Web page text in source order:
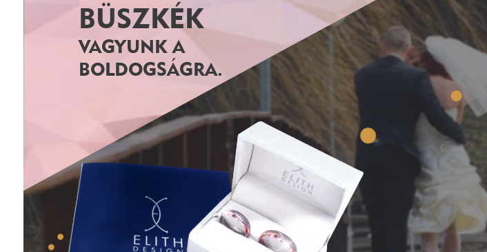
BÜSZKÉK
VAGYUNK A
BOLDOGSÁGRA.